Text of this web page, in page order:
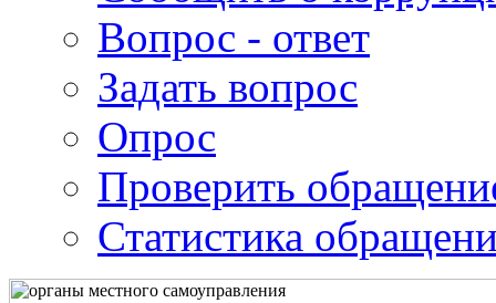
Вопрос - ответ
Задать вопрос
Опрос
Проверить
Статистика